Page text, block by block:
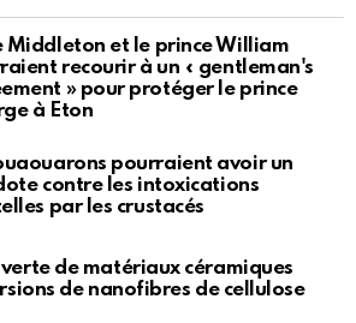
Middleton et le prince William
recourir à un « gentleman's
» pour protéger le prince
à Eton
pourraient avoir un
contre les intoxications
par les crustacés
de matériaux céramiques
de nanofibres de cellulose